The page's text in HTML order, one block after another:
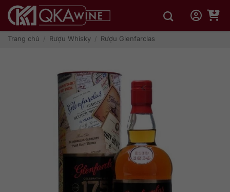
qua
dungTrang chủ / Rượu Whisky / Rượu Glenfarclas